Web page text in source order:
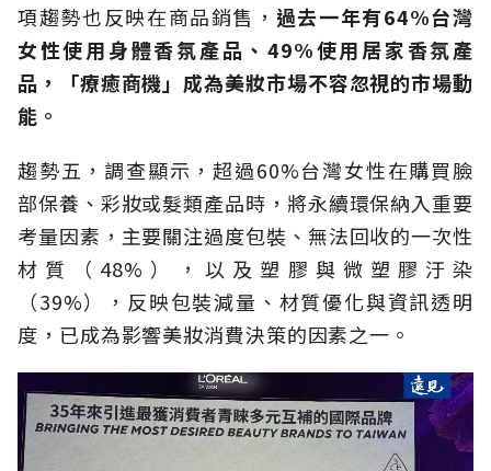
項趨勢也反映在商品銷售， 過去一年有64%台灣
女性使用身體香氛產品、49%使用居家香氛產
品，「療癒商機」成為美妝市場不容忽視的市場動
能。
趨勢五，調查顯示，超過60%台灣女性在購買臉
部保養、彩妝或髮類產品時，將永續環保納入重要
考量因素，主要關注過度包裝、無法回收的一次性
材質（48%），以及塑膠與微塑膠汙染
（39%），反映包裝減量、材質優化與資訊透明
度，已成為影響美妝消費決策的因素之一。